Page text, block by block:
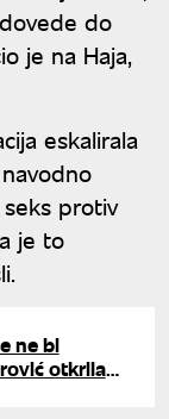
do
je na Haja,
eskalirala
protiv
je to
ne bi
otkrila